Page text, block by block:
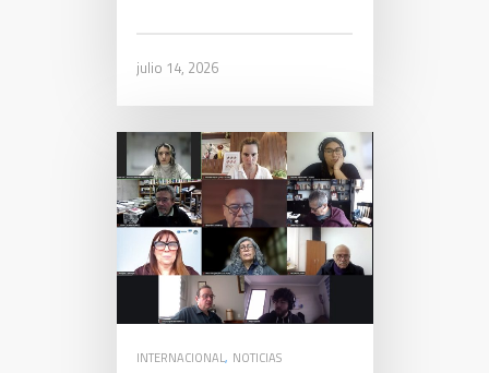
julio 14, 2026
INTERNACIONAL, NOTICIAS